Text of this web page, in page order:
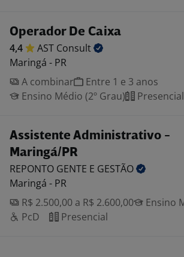
Operador De Caixa
4,4 AST Consult
Maringá - PR
A combinar
Entre 1 e 3 anos
Ensino Médio (2º Grau)
Presencial
Assistente Administrativo -
Maringá/PR
REPONTO GENTE E GESTÃO
Maringá - PR
R$ 2.500,00 a R$ 2.600,00
Ensino
PcD
Presencial